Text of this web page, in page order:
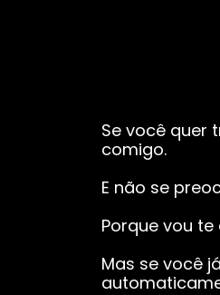
Se você quer
comigo.
E não se
Porque vou
Mas se você